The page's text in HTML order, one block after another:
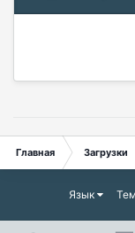
Главная Загрузки
Язык